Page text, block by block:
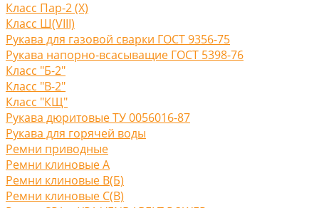
Класс Пар-2 (X)
Класс Ш(VIII)
Рукава для газовой сварки ГОСТ 9356-75
Рукава напорно-всасыващие ГОСТ 5398-76
Класс "Б-2"
Класс "В-2"
Класс "КЩ"
Рукава дюритовые ТУ 0056016-87
Рукава для горячей воды
Ремни приводные
Ремни клиновые A
Ремни клиновые В(Б)
Ремни клиновые С(B)